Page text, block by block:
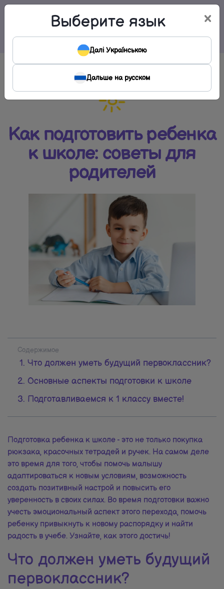
Как подготовить ребенка
к школе: советы для
родителей
Содержимое
Что должен уметь будущий первоклассник?
Основные аспекты подготовки к школе
Подготавливаемся к 1 классу вместе!
Подготовка ребенка к школе - это не только покупка
рюкзака, красочных тетрадей и ручек. На самом деле
это время для того, чтобы помочь малышу
адаптироваться к новым условиям, возможность
создать позитивный настрой и повысить его
уверенность в своих силах. Во время подготовки важно
учесть эмоциональный аспект этого перехода, помочь
ребенку привыкнуть к новому распорядку и найти
радость в учебе. Узнайте, как этого достичь!
Что должен уметь будущий
первоклассник?
×
Выберите язык
Далі Українською
Дальше на русском